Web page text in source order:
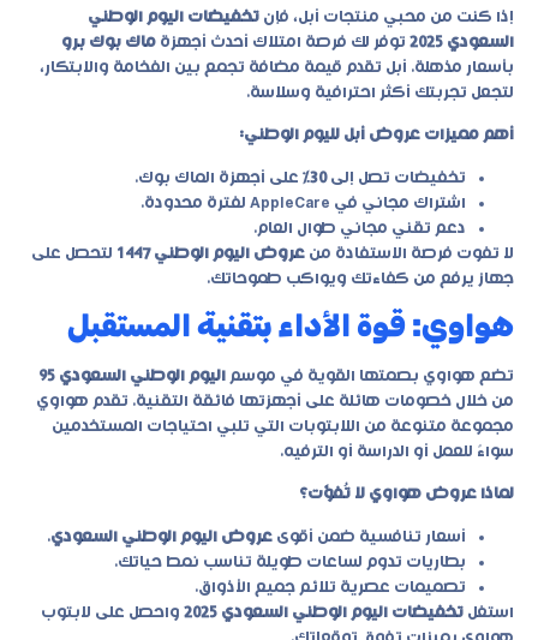
إذا كنت من محبي منتجات أبل، فإن تخفيضات اليوم الوطني
السعودي 2025
توفر لك فرصة امتلاك أحدث أجهزة ماك بوك برو
بأسعار مذهلة. أبل تقدم قيمة مضافة تجمع بين الفخامة والابتكار،
لتجعل تجربتك أكثر احترافية وسلاسة.
أهم مميزات عروض أبل لليوم الوطني:
تخفيضات تصل إلى30%
على أجهزة الماك بوك.
اشتراك مجاني في AppleCare لفترة محدودة.
دعم تقني مجاني طوال العام.
لا تفوت فرصة الاستفادة من عروض اليوم الوطني 1447
لتحصل على
جهاز يرفع من كفاءتك ويواكب طموحاتك.
هواوي: قوة الأداء بتقنية المستقبل
تضع هواوي بصمتها القوية في موسم اليوم الوطني السعودي 95
من خلال خصومات هائلة على أجهزتها فائقة التقنية. تقدم هواوي
مجموعة متنوعة من اللابتوبات التي تلبي احتياجات المستخدمين
سواءً للعمل أو الدراسة أو الترفيه.
لماذا عروض هواوي لا تُفوَّت؟
أسعار تنافسية ضمن أقوى عروض اليوم الوطني السعودي.
بطاريات تدوم لساعات طويلة تناسب نمط حياتك.
تصميمات عصرية تلائم جميع الأذواق.
استغل تخفيضات اليوم الوطني السعودي 2025
واحصل على لابتوب